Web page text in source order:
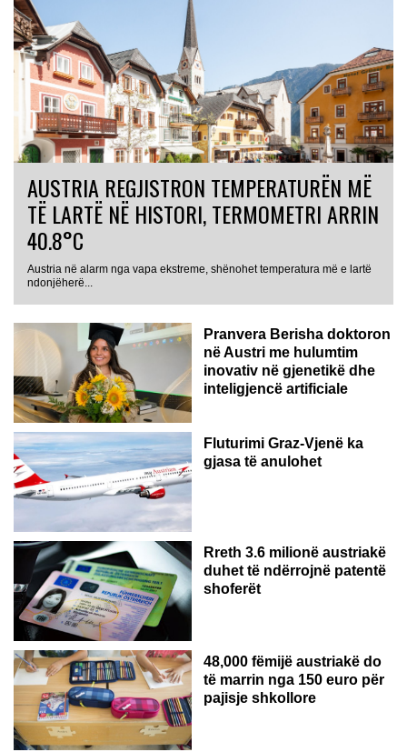
AUSTRIA REGJISTRON TEMPERATURËN MË
TË LARTË NË HISTORI, TERMOMETRI ARRIN
40.8°C
Austria në alarm nga vapa ekstreme, shënohet temperatura më e lartë
ndonjëherë...
AUSTRI
Pranvera Berisha doktoron
në Austri me hulumtim
inovativ në gjenetikë dhe
inteligjencë artificiale
Fluturimi Graz-Vjenë ka
gjasa të anulohet
Rreth 3.6 milionë austriakë
duhet të ndërrojnë patentë
shoferët
48,000 fëmijë austriakë do
të marrin nga 150 euro për
pajisje shkollore